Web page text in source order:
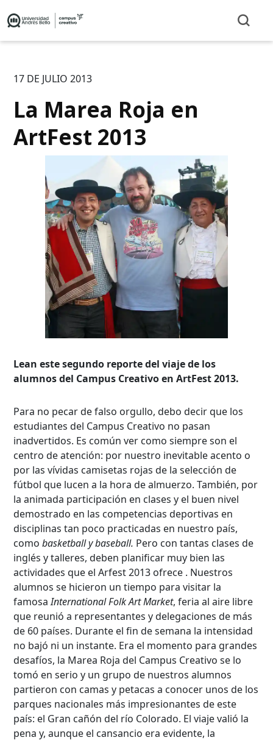
17 DE JULIO 2013
La Marea Roja en
ArtFest 2013
Lean este segundo reporte del viaje de los
alumnos del Campus Creativo en ArtFest 2013.
Para no pecar de falso orgullo, debo decir que los
estudiantes del Campus Creativo no pasan
inadvertidos. Es común ver como siempre son el
centro de atención: por nuestro inevitable acento o
por las vívidas camisetas rojas de la selección de
fútbol que lucen a la hora de almuerzo. También, por
la animada participación en clases y el buen nivel
demostrado en las competencias deportivas en
disciplinas tan poco practicadas en nuestro país,
comobasketball y baseball. Pero con tantas clases de
inglés y talleres, deben planificar muy bien las
actividades que el Arfest 2013 ofrece . Nuestros
alumnos se hicieron un tiempo para visitar la
famosaInternational Folk Art Market, feria al aire libre
que reunió a representantes y delegaciones de más
de 60 países. Durante el fin de semana la intensidad
no bajó ni un instante. Era el momento para grandes
desafíos, la Marea Roja del Campus Creativo se lo
tomó en serio y un grupo de nuestros alumnos
partieron con camas y petacas a conocer unos de los
parques nacionales más impresionantes de este
país: el Gran cañón del río Colorado. El viaje valió la
pena y, aunque el cansancio era evidente, la